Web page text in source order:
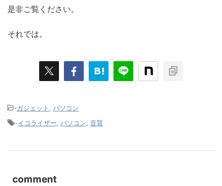
是非ご覧ください。
それでは。
-ガジェット , パソコン
-イコライザー, パソコン, 音質
comment